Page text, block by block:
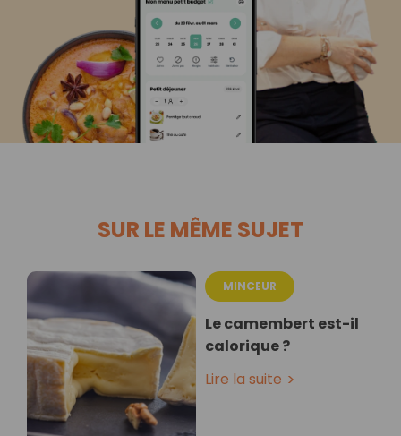
SUR LE MÊME SUJET
MINCEUR
Le camembert est-il
calorique ?
Lire la suite